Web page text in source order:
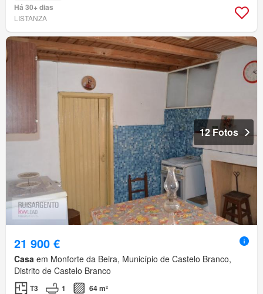
Há 30+ dias
LISTANZA
12 Fotos
21 900 €
Casa em Monforte da Beira, Município de Castelo Branco,
Distrito de Castelo Branco
T3 1 64 m²